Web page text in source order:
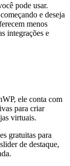
pode usar.
e deseja
menos
integrações e
ele conta com
para criar
virtuais.
gratuitas para
de destaque,